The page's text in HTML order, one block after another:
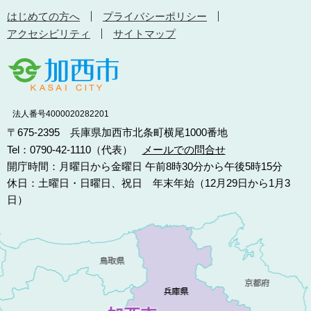
はじめての方へ
プライバシーポリシー
アクセシビリティ
サイトマップ
法人番号4000020282201
〒675-2395 兵庫県加西市北条町横尾1000番地
Tel：0790-42-1110（代表）
メールでの問合せ
開庁時間：月曜日から金曜日 午前8時30分から午後5時15分
休日：土曜日・日曜日、祝日 年末年始（12月29日から1月3
日）